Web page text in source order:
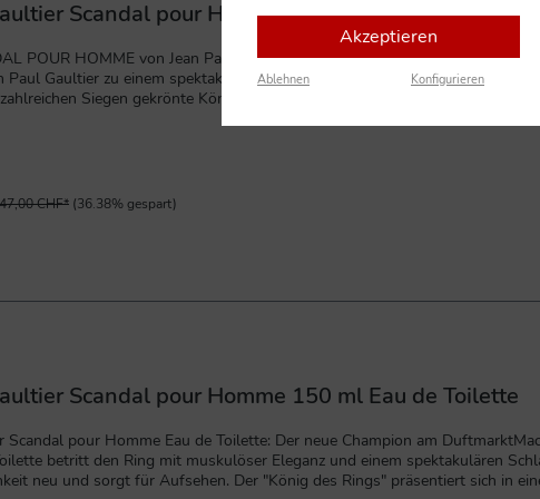
Scandal pour Homme 150 ml Deodorant Spray
POUR HOMME von Jean Paul Gaultier Mit einer muskulösen Eleganz
Paul Gaultier zu einem spektakulären Schlag aus.Das sinnliche,
Siegen gekrönte König des Rings verführt seine Fans mit einer
47,00 CHF* (36.38% gespart)
Scandal pour Homme 150 ml Eau de Toilette
Scandal pour Homme Eau de Toilette: Der neue Champion am
extrem süchtig machende Herrenduft
"König des Rings" präsentiert sich in einem markanten, nachfüllbaren Flakon mit einer triumphierenden Goldkrone als
Akzeptieren
Ablehnen Konfigurieren